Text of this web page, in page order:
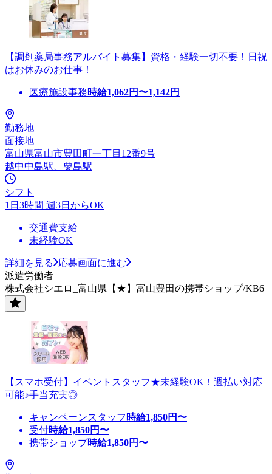
【調剤薬局事務アルバイト募集】資格・経験一切不要！日祝
はお休みのお仕事！
医療施設事務時給1,062円〜1,142円
勤務地
面接地
富山県富山市豊田町一丁目12番9号
越中中島駅、粟島駅
シフト
1日3時間 週3日からOK
交通費支給
未経験OK
詳細を見る
応募画面に進む
派遣労働者
株式会社シエロ_富山県【★】富山豊田の携帯ショップ/KB6
【スマホ受付】イベントスタッフ★未経験OK！週払い対応
可能♪手当充実◎
キャンペーンスタッフ 時給1,850円〜
受付時給1,850円〜
携帯ショップ時給1,850円〜